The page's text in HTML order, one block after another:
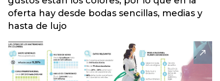
oferta hay desde bodas sencillas, medias y
hasta de lujo